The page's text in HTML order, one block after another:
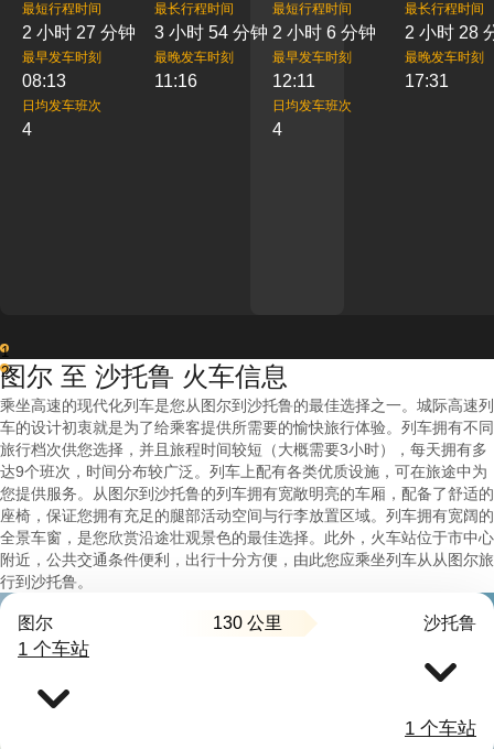
最短行程时间
2 小时 27 分钟
最长行程时间
3 小时 54 分钟
最早发车时刻
08:13
最晚发车时刻
11:16
日均发车班次
4
最短行程时间
2 小时 6 分钟
最长行程时间
2 小时 28
最早发车时刻
12:11
最晚发车时刻
17:31
日均发车班次
4
1
2
图尔 至 沙托鲁 火车信息
乘坐高速的现代化列车是您从图尔到沙托鲁的最佳选择之一。城际高速列
车的设计初衷就是为了给乘客提供所需要的愉快旅行体验。列车拥有不同
旅行档次供您选择，并且旅程时间较短（大概需要3小时），每天拥有多
达9个班次，时间分布较广泛。列车上配有各类优质设施，可在旅途中为
您提供服务。从图尔到沙托鲁的列车拥有宽敞明亮的车厢，配备了舒适的
座椅，保证您拥有充足的腿部活动空间与行李放置区域。列车拥有宽阔的
全景车窗，是您欣赏沿途壮观景色的最佳选择。此外，火车站位于市中心
附近，公共交通条件便利，出行十分方便，由此您应乘坐列车从从图尔旅
行到沙托鲁。
图尔 130 公里 沙托鲁
1 个车站
1 个车站